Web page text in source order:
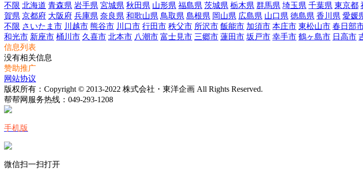
不限 北海道 青森県 岩手県 宮城県 秋田県 山形県 福島県 茨城県 栃木県 群馬県 埼玉県 千葉県 東京都
賀県 京都府 大阪府 兵庫県 奈良県 和歌山県 鳥取県 島根県 岡山県 広島県 山口県 徳島県 香川県 愛媛
不限 さいたま市 川越市 熊谷市 川口市 行田市 秩父市 所沢市 飯能市 加須市 本庄市 東松山市 春日部
和光市 新座市 桶川市 久喜市 北本市 八潮市 富士見市 三郷市 蓮田市 坂戸市 幸手市 鶴ヶ島市 日高市
信息列表
没有相关信息
赞助推广
网站协议
版权所有：Copyright © 2013-2022 株式会社・東洋企画 All Rights Reserved.
帮帮网服务热线： 049-293-1208
手机版
微信扫一扫打开